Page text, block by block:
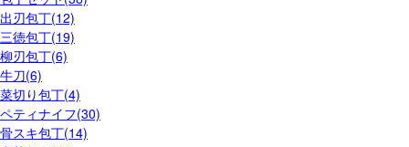
出刃包丁(12)
三徳包丁(19)
柳刃包丁(6)
牛刀(6)
菜切り包丁(4)
ペティナイフ(30)
骨スキ包丁(14)